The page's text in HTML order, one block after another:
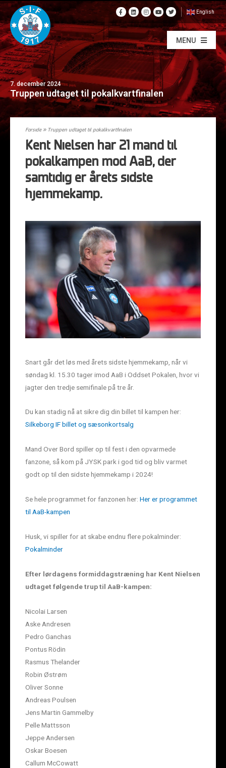
English
MENU
7. december 2024
Truppen udtaget til pokalkvartfinalen
Forside» Truppen udtaget til pokalkvartfinalen
Kent Nielsen har 21 mand til
pokalkampen mod AaB, der
samtidig er årets sidste
hjemmekamp.
Snart går det løs med årets sidste hjemmekamp, når vi
søndag kl. 15.30 tager imod AaB i Oddset Pokalen, hvor vi
jagter den tredje semifinale på tre år.
Du kan stadig nå at sikre dig din billet til kampen her:
Silkeborg IF billet og sæsonkortsalg
Mand Over Bord spiller op til fest i den opvarmede
fanzone, så kom på JYSK park i god tid og bliv varmet
godt op til den sidste hjemmekamp i 2024!
Se hele programmet for fanzonen her: Her er programmet
til AaB-kampen
Husk, vi spiller for at skabe endnu flere pokalminder:
Pokalminder
Efter lørdagens formiddagstræning har Kent Nielsen
udtaget følgende trup til AaB-kampen:
Nicolai Larsen
Aske Andresen
Pedro Ganchas
Pontus Rödin
Rasmus Thelander
Robin Østrøm
Oliver Sonne
Andreas Poulsen
Jens Martin Gammelby
Pelle Mattsson
Jeppe Andersen
Oskar Boesen
Callum McCowatt